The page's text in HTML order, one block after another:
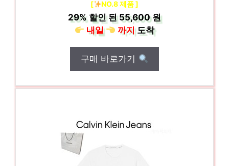
[ NO.8 제품 ]
29%할인 된55,600 원
내일
까지도착
구매 바로가기